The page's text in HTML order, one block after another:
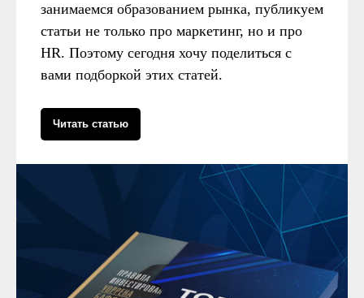
занимаемся образованием рынка, публикуем
статьи не только про маркетинг, но и про
HR. Поэтому сегодня хочу поделиться с
вами подборкой этих статей.
Читать статью